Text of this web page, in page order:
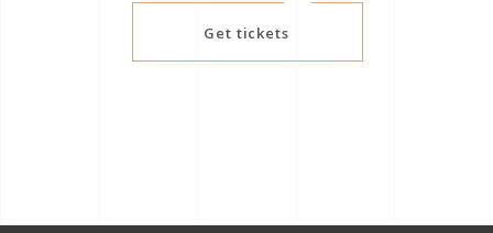
Get tickets